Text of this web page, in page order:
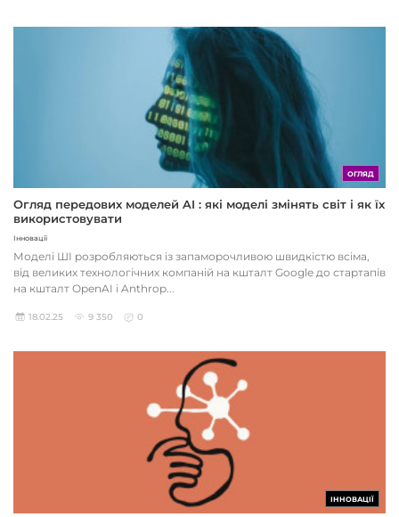
ОГЛЯД
Огляд передових моделей AI : які моделі змінять світ і як їх
використовувати
Інновації
Моделі ШІ розробляються із запаморочливою швидкістю всіма,
від великих технологічних компаній на кшталт Google до стартапів
на кшталт OpenAI і Anthrop...
18.02.25 9 350 0
ІННОВАЦІЇ